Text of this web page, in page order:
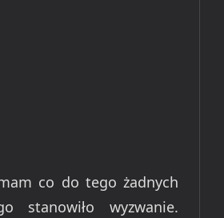
co do tego żadnych
stanowiło wyzwanie.